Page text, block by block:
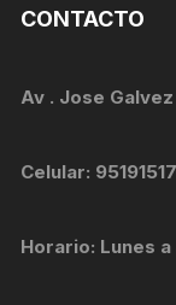
CONTACTO
Av . Jose
Celular:
Horario: Lunes a